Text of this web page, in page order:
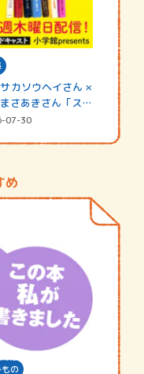
カソウヘイさん ×
さあきさん「スペ
…07-30
め
の